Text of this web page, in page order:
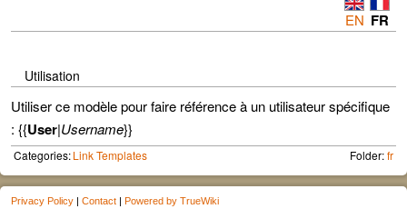
EN FR
Utilisation
Utiliser ce modèle pour faire référence à un utilisateur spécifique
: {{User|Username}}
Categories:Link Templates Folder:fr
Privacy Policy | Contact | Powered by TrueWiki